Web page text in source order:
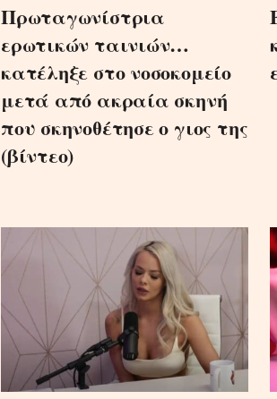
Πρωταγωνίστρια
ερωτικών ταινιών…
κατέληξε στο νοσοκομείο
μετά από ακραία σκηνή
που σκηνοθέτησε ο γιος της
(βίντεο)